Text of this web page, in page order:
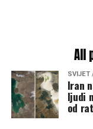
All
SVIJET
Iran
ljudi
od